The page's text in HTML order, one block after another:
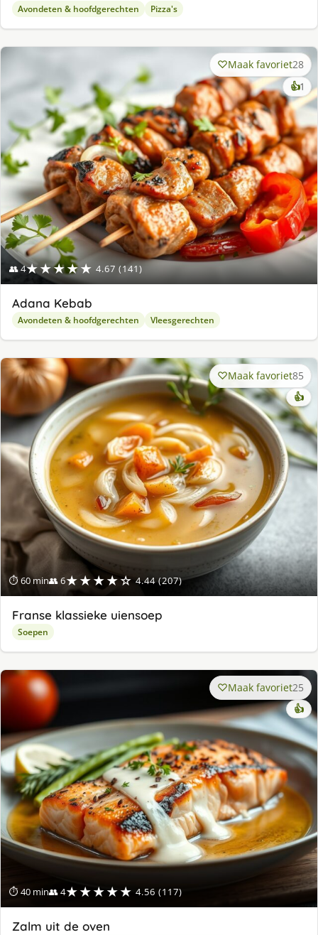
Avondeten & hoofdgerechten Pizza's
👥 4★★★★★ 4.67 (141)
Maak favoriet28
👍1
Adana Kebab
Avondeten & hoofdgerechten Vleesgerechten
⏱ 60 min👥 6★★★★☆ 4.44 (207)
Maak favoriet85
👍
Franse klassieke uiensoep
Soepen
⏱ 40 min👥 4★★★★★ 4.56 (117)
Maak favoriet25
👍
Zalm uit de oven